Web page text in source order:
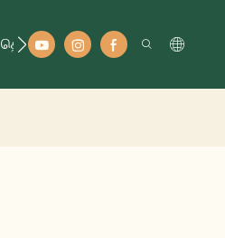
தொடர்பு